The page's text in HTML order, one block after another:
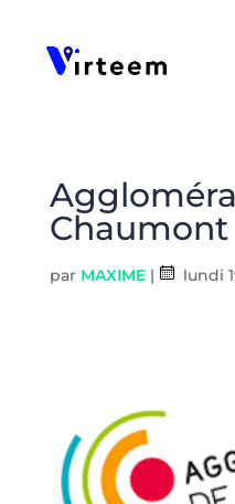
Chaumont
par MAXIME| lundi